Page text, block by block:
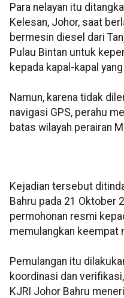
Para nelayan itu
Kelesan, Johor, saat
bermesin diesel dari
Pulau Bintan untuk
kepada kapal-kapal
Namun, karena tidak
navigasi GPS, perahu
batas wilayah perairan
Kejadian tersebut
Bahru pada 21 Oktober
permohonan resmi
memulangkan keempat
Pemulangan itu
koordinasi dan
KJRI Johor Bahru